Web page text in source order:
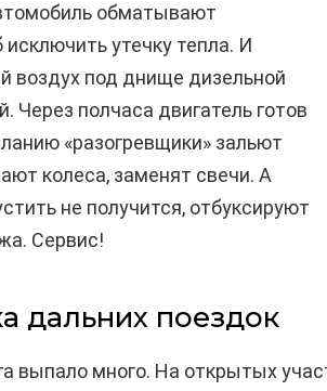
обматывают
исключить утечку тепла. И
воздух под днище дизельной
Через полчаса двигатель готов
«разогревщики» зальют
колеса, заменят свечи. А
не получится, отбуксируют
Сервис!
дальних поездок
выпало много. На открытых